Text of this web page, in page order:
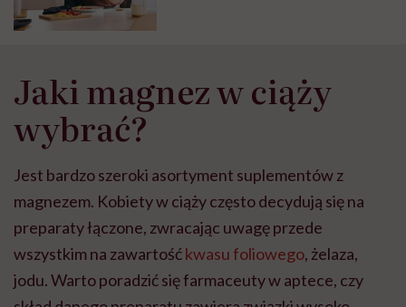
Jaki magnez w ciąży
wybrać?
Jest bardzo szeroki asortyment suplementów z
magnezem. Kobiety w ciąży często decydują się na
preparaty łączone, zwracając uwagę przede
wszystkim na zawartośćkwasu foliowego, żelaza,
jodu. Warto poradzić się farmaceuty w aptece, czy